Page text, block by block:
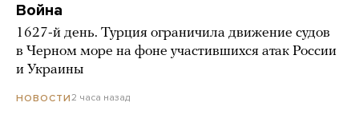
Война
1627-й день. Турция ограничила движение судов
в Черном море на фоне участившихся атак России
и Украины
НОВОСТИ2 часа назад